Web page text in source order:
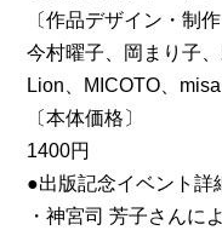
〔作品デザイン・制作
今村曜子、岡まり子
Lion、MICOTO、misa
〔本体価格〕
1400円
●出版記念イベント詳
・神宮司 芳子さんに